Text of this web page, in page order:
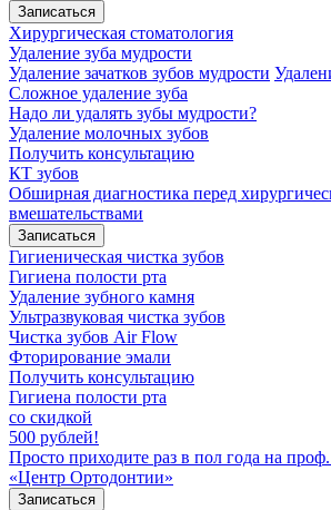
Записаться
Хирургическая стоматология
Удаление зуба мудрости
Удаление зачатков зубов мудрости
Сложное удаление зуба
Надо ли удалять зубы мудрости?
Удаление молочных зубов
Получить консультацию
КТ зубов
Обширная диагностика перед
вмешательствами
Записаться
Гигиеническая чистка зубов
Гигиена полости рта
Удаление зубного камня
Ультразвуковая чистка зубов
Чистка зубов Air Flow
Фторирование эмали
Получить консультацию
Гигиена полости рта
со скидкой
500 рублей!
Просто приходите раз в пол года на
«Центр Ортодонтии»
Записаться